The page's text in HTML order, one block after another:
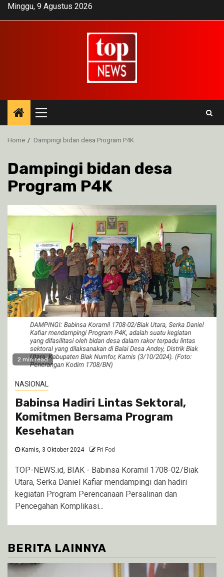
SkipMinggu, 9 Agustus 2026
Primary
Menu
Home Dampingi bidan desa Program P4K
Dampingi bidan desa
Program P4K
2 min read
NASIONAL
Babinsa Hadiri Lintas Sektoral,
Komitmen Bersama Program
Kesehatan
Kamis, 3 Oktober 2024 Fri Fod
TOP-NEWS.id, BIAK - Babinsa Koramil 1708-02/Biak
Utara, Serka Daniel Kafiar mendampingi dan hadiri
kegiatan Program Perencanaan Persalinan dan
Pencegahan Komplikasi...
BERITA LAINNYA